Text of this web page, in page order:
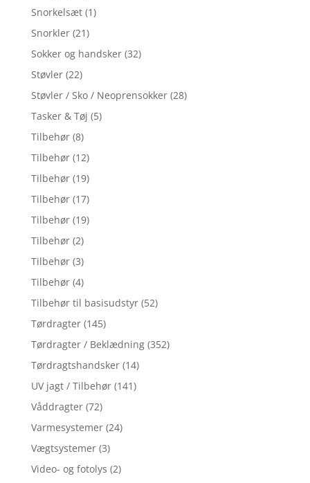
Snorkelsæt (1)
Snorkler (21)
Sokker og handsker (32)
Støvler (22)
Støvler / Sko / Neoprensokker (28)
Tasker & Tøj (5)
Tilbehør (8)
Tilbehør (12)
Tilbehør (19)
Tilbehør (17)
Tilbehør (19)
Tilbehør (2)
Tilbehør (3)
Tilbehør (4)
Tilbehør til basisudstyr (52)
Tørdragter (145)
Tørdragter / Beklædning (352)
Tørdragtshandsker (14)
UV jagt / Tilbehør (141)
Våddragter (72)
Varmesystemer (24)
Vægtsystemer (3)
Video- og fotolys (2)